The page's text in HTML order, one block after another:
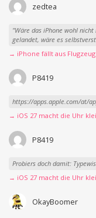
zedtea
"Wäre das iPhone wohl
gelandet, wäre es
→ iPhone fällt aus
P8419
https://apps.apple.com/at/
→ iOS 27 macht die Uhr
P8419
Probiers doch damit:
→ iOS 27 macht die Uhr
OkayBoomer